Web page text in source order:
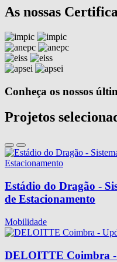
As nossas
Conheça os nossos
Projetos
Estádio do Dragão -
de Estacionamento
Mobilidade
DELOITTE Coimbra -